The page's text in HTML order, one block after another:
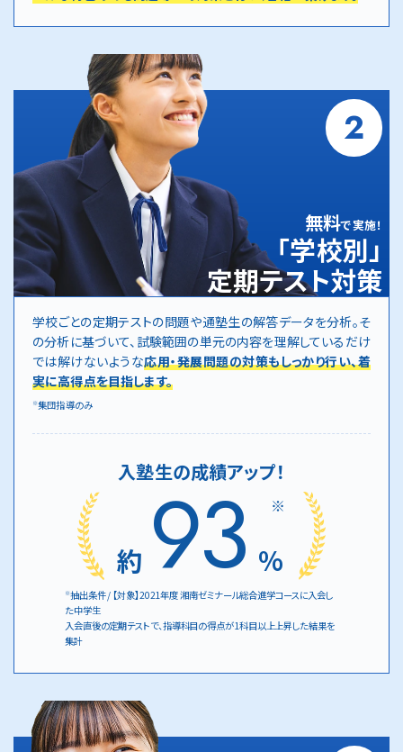
2
無料で実施！
「学校別」
定期テスト対策
学校ごとの定期テストの問題や通塾生の解答データを分析。そ
の分析に基づいて、試験範囲の単元の内容を理解しているだけ
では解けないような応用・発展問題の対策もしっかり行い、着
実に高得点を目指します。
※集団指導のみ
入塾生の成績アップ！
約 93 %
※
※抽出条件 / 【対象】2021年度 湘南ゼミナール総合進学コースに入会し
た中学生
入会直後の定期テストで、指導科目の得点が1科目以上上昇した結果を
集計